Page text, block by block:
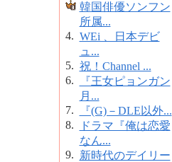
韓国俳優ソンフン
所属...
4. WEi 、日本デビ
ュ...
5. 祝！Channel ...
6.
『王女ピョンガン
月...
7.
『(G)－DLE以外...
8.
ドラマ『俺は恋愛
なん...
9. 新時代のデイリー